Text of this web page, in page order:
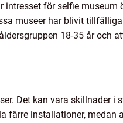
för selfie museum
museer har blivit
18-35 år och
Det kan vara skillnader i
färre installationer, medan